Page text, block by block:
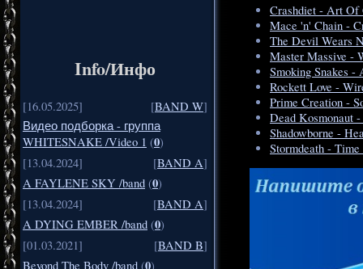
Info/Инфо
[16.05.2025] [BAND W]
Видео подборка - группа
WHITESNAKE /Video 1 (0)
[13.04.2024]
[BAND A]
A FAYLENE SKY /band (0)
[13.04.2024]
[BAND A]
A DYING EMBER /band (0)
[01.03.2021]
[BAND B]
Beyond The Body /band ( )
Crashdiet - Art Of
Mace 'n' Chain -
The Devil Wears
Master Massive -
Smoking Snakes
Rockett Love -
Prime Creation -
Dead Kosmonaut
Shadowborne -
Stormdeath -